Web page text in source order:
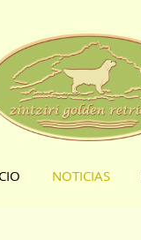
NOTICIAS